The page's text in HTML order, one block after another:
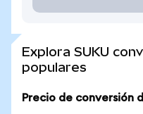
Explora SUKU
populares
Precio de conversión